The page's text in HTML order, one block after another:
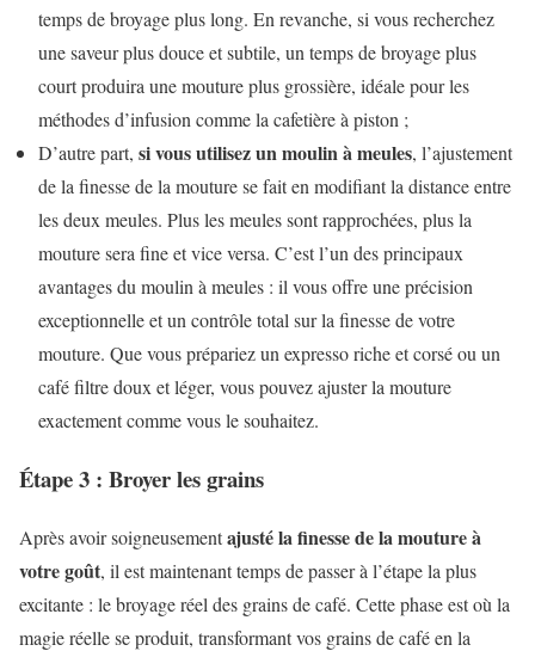
temps de broyage plus long. En revanche, si vous recherchez
une saveur plus douce et subtile, un temps de broyage plus
court produira une mouture plus grossière, idéale pour les
méthodes d’infusion comme la cafetière à piston ;
D’autre part, si vous utilisez un moulin à meules, l’ajustement
de la finesse de la mouture se fait en modifiant la distance entre
les deux meules. Plus les meules sont rapprochées, plus la
mouture sera fine et vice versa. C’est l’un des principaux
avantages du moulin à meules : il vous offre une précision
exceptionnelle et un contrôle total sur la finesse de votre
mouture. Que vous prépariez un expresso riche et corsé ou un
café filtre doux et léger, vous pouvez ajuster la mouture
exactement comme vous le souhaitez.
Étape 3 : Broyer les grains
Après avoir soigneusementajusté la finesse de la mouture à
votre goût, il est maintenant temps de passer à l’étape la plus
excitante : le broyage réel des grains de café. Cette phase est où la
magie réelle se produit, transformant vos grains de café en la